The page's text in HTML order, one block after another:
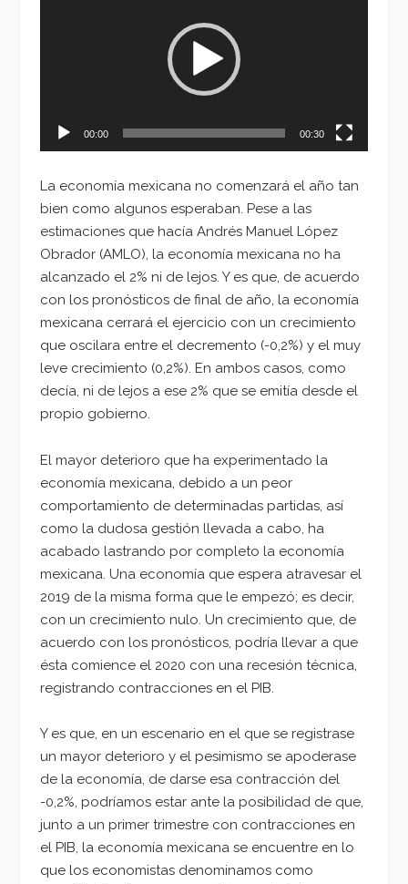
00:00 00:30
La economía mexicana no comenzará el año tan
bien como algunos esperaban. Pese a las
estimaciones que hacía Andrés Manuel López
Obrador (AMLO), la economía mexicana no ha
alcanzado el 2% ni de lejos. Y es que, de acuerdo
con los pronósticos de final de año, la economía
mexicana cerrará el ejercicio con un crecimiento
que oscilara entre el decremento (-0,2%) y el muy
leve crecimiento (0,2%). En ambos casos, como
decía, ni de lejos a ese 2% que se emitía desde el
propio gobierno.
El mayor deterioro que ha experimentado la
economía mexicana, debido a un peor
comportamiento de determinadas partidas, así
como la dudosa gestión llevada a cabo, ha
acabado lastrando por completo la economía
mexicana. Una economía que espera atravesar el
2019 de la misma forma que le empezó; es decir,
con un crecimiento nulo. Un crecimiento que, de
acuerdo con los pronósticos, podría llevar a que
ésta comience el 2020 con una recesión técnica,
registrando contracciones en el PIB.
Y es que, en un escenario en el que se registrase
un mayor deterioro y el pesimismo se apoderase
de la economía, de darse esa contracción del
-0,2%, podríamos estar ante la posibilidad de que,
junto a un primer trimestre con contracciones en
el PIB, la economía mexicana se encuentre en lo
que los economistas denominamos como